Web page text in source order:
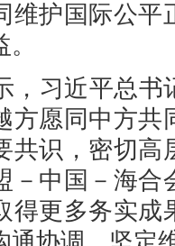
维护国际公
，习近平总书
方愿同中方
共识，密切
－中国－海
得更多务实